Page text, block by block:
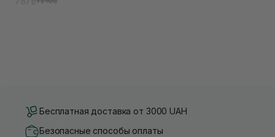
Бесплатная доставка от 3000 UAH
Безопасные способы оплаты